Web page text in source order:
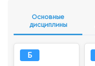
Основные
дисциплины
Б